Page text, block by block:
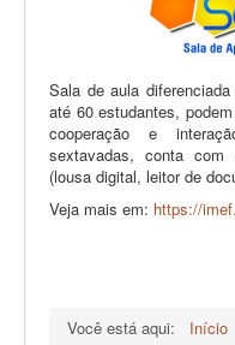
Sala de aula
até 60 estudantes,
cooperação e
sextavadas, conta com
(lousa digital, leitor de
Veja mais em: https://
Você está aqui: Início